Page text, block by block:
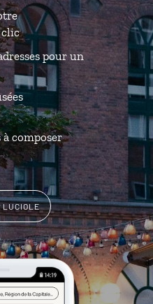
clic
pour un
composer
LUCIOLE